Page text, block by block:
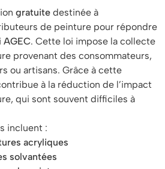
gratuite destinée à
de peinture pour répondre
AGEC. Cette loi impose la collecte
provenant des consommateurs,
ou artisans. Grâce à cette
à la réduction de l’impact
qui sont souvent difficiles à
incluent :
acryliques
solvantées